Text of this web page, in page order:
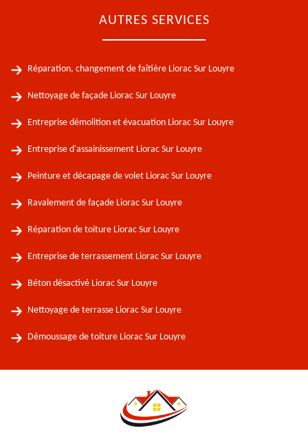
AUTRES SERVICES
Réparation, changement de faîtière Liorac Sur Louyre
Nettoyage de façade Liorac Sur Louyre
Entreprise démolition et évacuation Liorac Sur Louyre
Entreprise d'assainissement Liorac Sur Louyre
Peinture et décapage de volet Liorac Sur Louyre
Ravalement de façade Liorac Sur Louyre
Réparation de toiture Liorac Sur Louyre
Entreprise de terrassement Liorac Sur Louyre
Béton désactivé Liorac Sur Louyre
Nettoyage de terrasse Liorac Sur Louyre
Démoussage de toiture Liorac Sur Louyre